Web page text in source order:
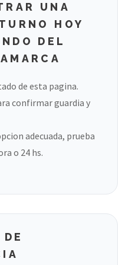
UNA
HOY
DEL
de esta pagina.
confirmar guardia y
adecuada, prueba
o 24 hs.